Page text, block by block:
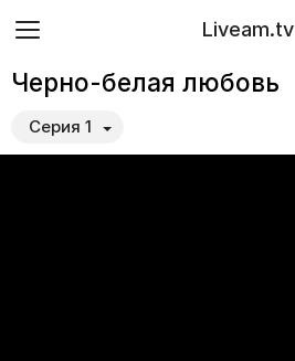
Liveam.tv
Черно-белая любовь
Серия 1